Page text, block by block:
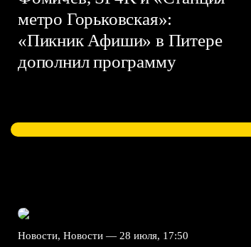
метро Горьковская»:
«Пикник Афиши» в Питере
дополнил программу
Новости, Новости — 28 июля, 17:50